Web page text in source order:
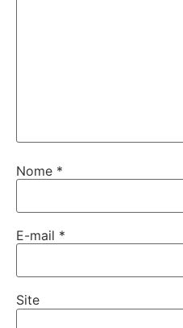
Nome *
E-mail *
Site